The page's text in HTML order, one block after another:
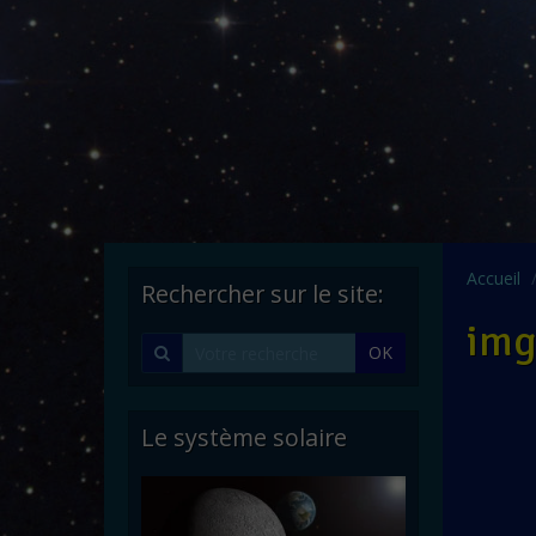
Accueil
Rechercher sur le site:
OK
Le système solaire